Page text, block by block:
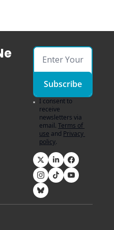
Subscribe
I consent to
receive
newsletters via
email. Terms of
use and Privacy
policy.